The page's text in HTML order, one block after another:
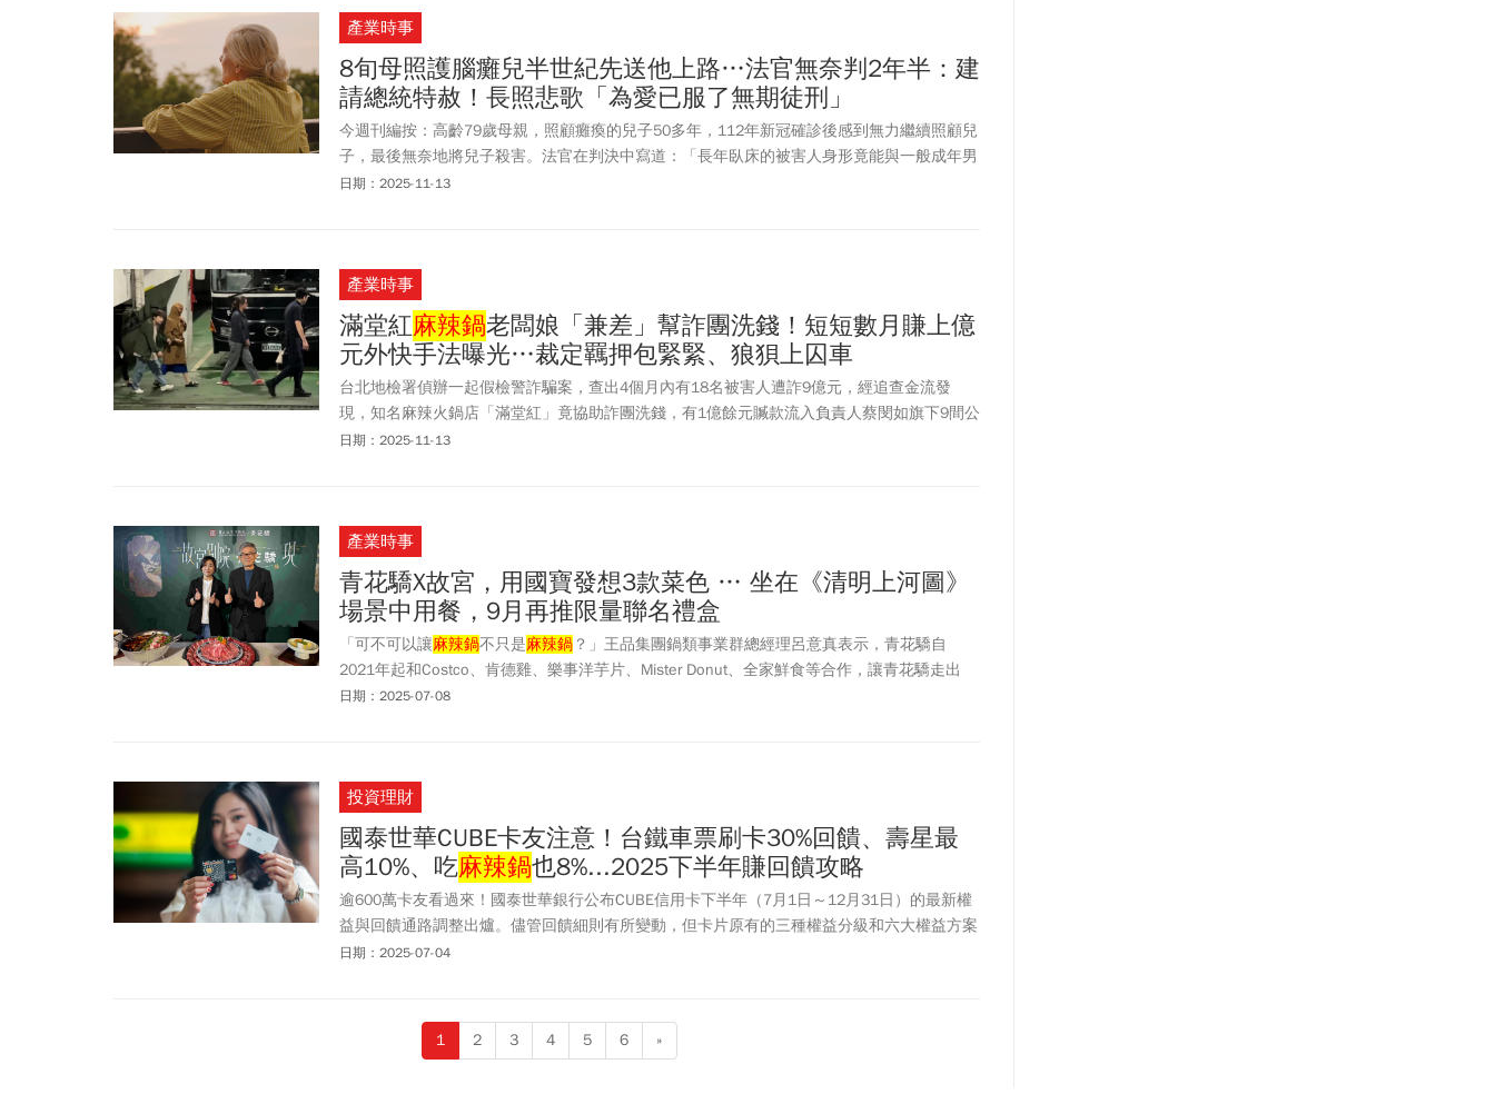
產業時事
8旬母照護腦癱兒半世紀先送他上路…法官無奈判2年半：建
請總統特赦！長照悲歌「為愛已服了無期徒刑」
今週刊編按：高齡79歲母親，照顧癱瘓的兒子50多年，112年新冠確診後感到無力繼續照顧兒
子，最後無奈地將兒子殺害。法官在判決中寫道：「長年臥床的被害人身形竟能與一般成年男
子無異，衣著乾淨整潔，皮膚亦無褥瘡，更可得見被告係長年費心照料這個自幼即患有極重度
赦。這起長照悲歌引發社會高度共鳴，律師鄧湘全、葉慶元等跨界代表透過臉書喊話，希望賴
清德總統聽到法官的聲音。總統晚間表示，基於尊重司法獨立，政府不會介入個案，各界所關
注事宜，將視司法程序完成後再為後續。總統府發言人郭雅慧表示，對於社會弱勢家庭面臨長
期照護壓力所承受的沉重負擔，政府深切關注，也將持續強化長照支持網絡，避免類似的悲劇
發生。「惟個案目前尚在司法程序中，基於尊重司法獨立，政府不會介入個案。各界所關注事
宜，將視司法程序完成後再為後續。」
日期：2025-11-13
產業時事
滿堂紅麻辣鍋老闆娘「兼差」幫詐團洗錢！短短數月賺上億
元外快手法曝光…裁定羈押包緊緊、狼狽上囚車
台北地檢署偵辦一起假檢警詐騙案，查出4個月內有18名被害人遭詐9億元，經追查金流發
現，知名麻辣火鍋店「滿堂紅」竟協助詐團洗錢，有1億餘元贓款流入負責人蔡閔如旗下9間公
司，刑事局昨天搜索拘提20人到案，台北地檢署訊後認為蔡閔如涉犯詐欺、洗錢等罪，且有串
日期：2025-11-13
產業時事
青花驕X故宮，用國寶發想3款菜色 … 坐在《清明上河圖》
場景中用餐，9月再推限量聯名禮盒
「可不可以讓麻辣鍋不只是麻辣鍋 ？」王品集團鍋類事業群總經理呂意真表示，青花驕自
2021年起和Costco、肯德雞、樂事洋芋片、Mister Donut、全家鮮食等合作，讓青花驕走出
去。因青花驕取材自南宋，去年思考是否有機會和故宮合作，因而去敲門。第一年的合作，以
故宮的合作，活動期間帶動業績成長一成，今年目標也是再成長一成。
日期：2025-07-08
投資理財
國泰世華CUBE卡友注意！台鐵車票刷卡30%回饋、壽星最
高10%、吃麻辣鍋也8%...2025下半年賺回饋攻略
逾600萬卡友看過來！國泰世華銀行公布CUBE信用卡下半年（7月1日～12月31日）的最新權
益與回饋通路調整出爐。儘管回饋細則有所變動，但卡片原有的三種權益分級和六大權益方案
都將維持不變，卡友們仍可享有2%至3.3%不等的小樹點回饋。想知道如何賺到最高回饋？本
位」、「趣旅行」、「集精選」與「樂饗購」等權益方案的最新通路調整，助您輕鬆刷出最高
日期：2025-07-04
1 2 3 4 5 6 »